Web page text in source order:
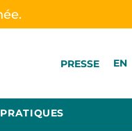
PRESSE EN